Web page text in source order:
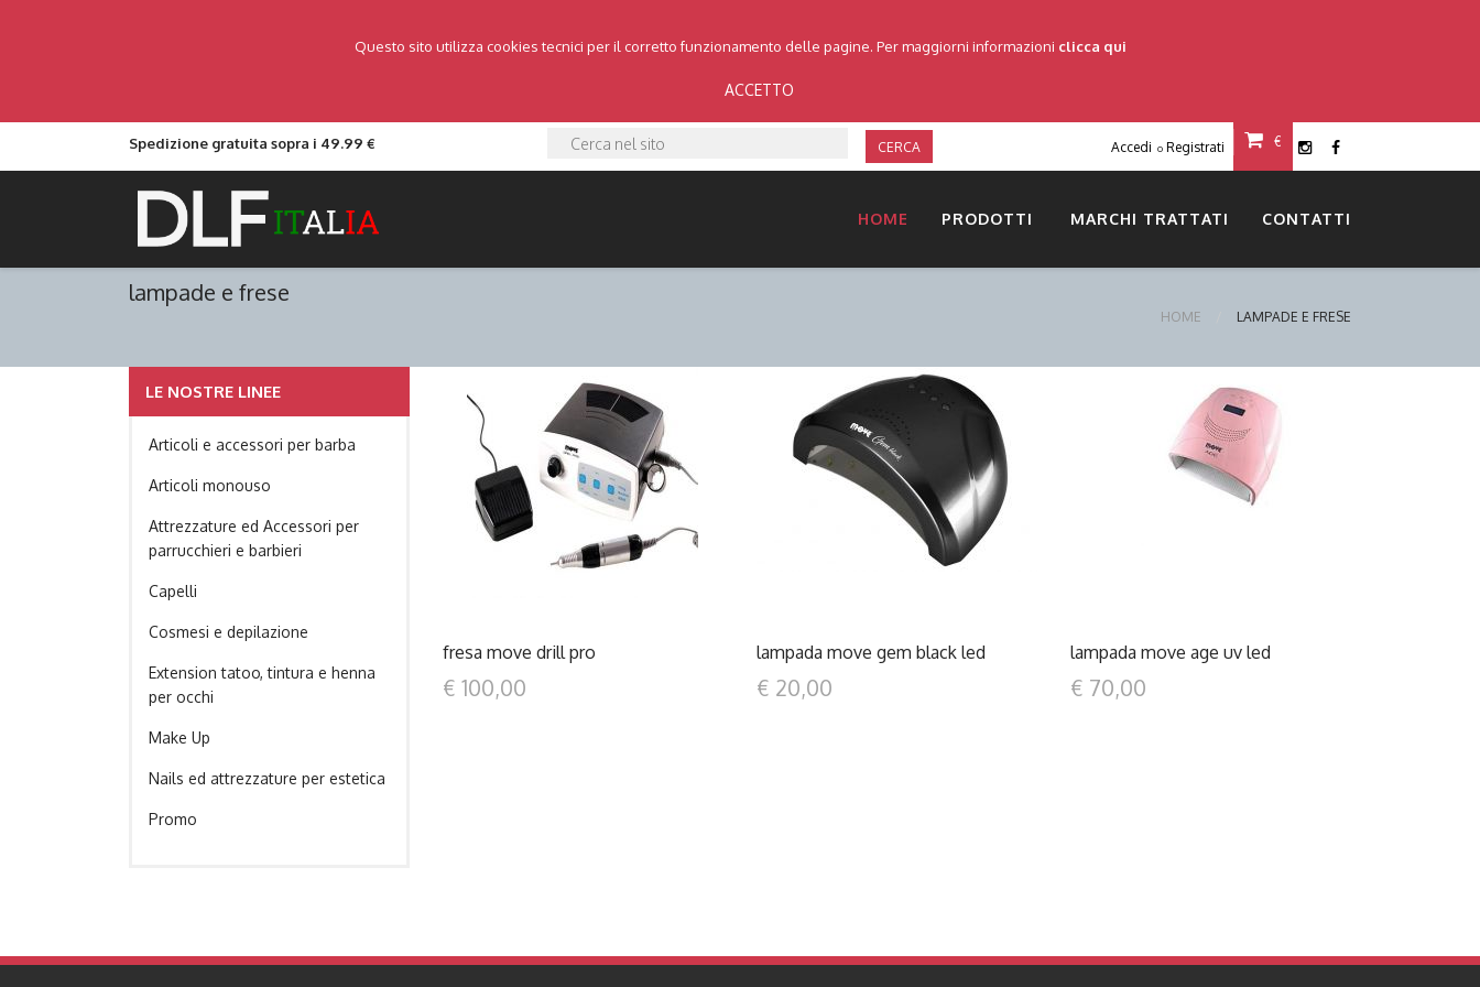
Questo sito utilizza cookies tecnici per il corretto funzionamento delle pagine. Per maggiorni informazioni clicca qui
ACCETTO
Spedizione gratuita sopra i 49.99 € CERCA Accedi o Registrati €
HOME PRODOTTI MARCHI TRATTATI CONTATTI
lampade e frese
HOME LAMPADE E FRESE
LE NOSTRE LINEE
Articoli e accessori per barba
Articoli monouso
Attrezzature ed Accessori per
parrucchieri e barbieri
Capelli
Cosmesi e depilazione
Extension tatoo, tintura e henna
per occhi
Make Up
Nails ed attrezzature per estetica
Promo
DETTAGLI
fresa move drill pro
€ 100,00
DETTAGLI
lampada move gem black led
€ 20,00
DETTAGLI
lampada move age uv led
€ 70,00